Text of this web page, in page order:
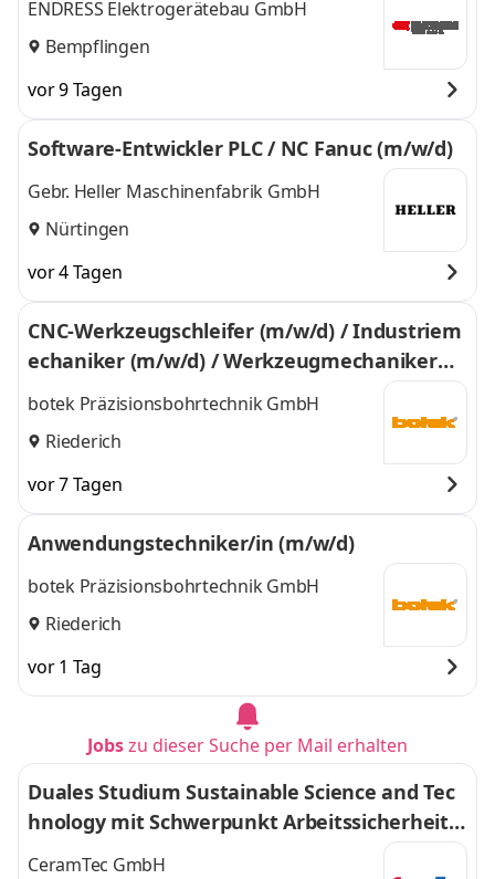
ENDRESS Elektrogerätebau GmbH
Bempflingen
vor 9 Tagen
Software-Entwickler PLC / NC Fanuc (m/w/d)
Gebr. Heller Maschinenfabrik GmbH
Nürtingen
vor 4 Tagen
CNC-Werkzeugschleifer (m/w/d) / Industriem
echaniker (m/w/d) / Werkzeugmechaniker
(m/w/d)
botek Präzisionsbohrtechnik GmbH
Riederich
vor 7 Tagen
Anwendungstechniker/in (m/w/d)
botek Präzisionsbohrtechnik GmbH
Riederich
vor 1 Tag
Jobszu dieser Suche per Mail erhalten
Duales Studium Sustainable Science and Tec
hnology mit Schwerpunkt Arbeitssicherheit
(Bachelor of Science 2027)
CeramTec GmbH